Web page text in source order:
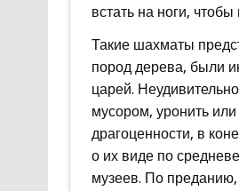
встать на ноги,
Такие шахматы
пород дерева, были
царей.
мусором, уронить
драгоценности, в
о их виде по
музеев. По